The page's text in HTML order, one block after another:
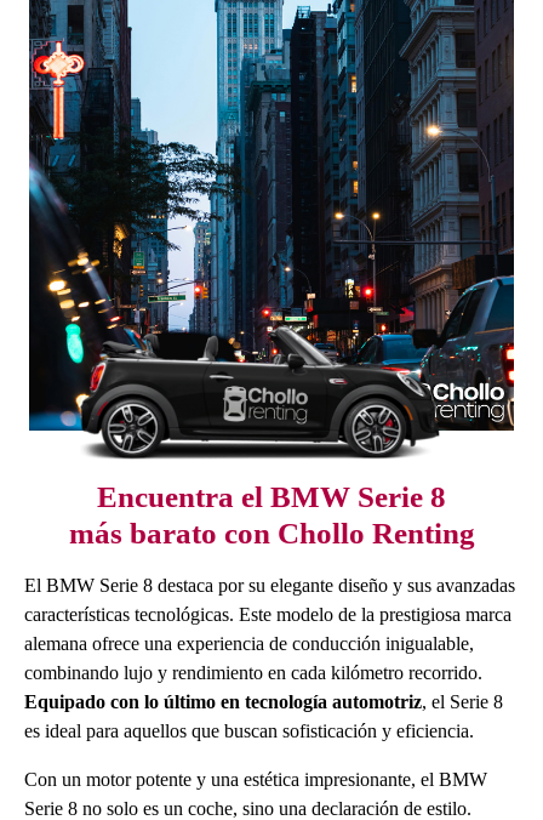
Encuentra el BMW Serie 8
más barato con Chollo Renting
El BMW Serie 8 destaca por su elegante diseño y sus avanzadas
características tecnológicas. Este modelo de la prestigiosa marca
alemana ofrece una experiencia de conducción inigualable,
combinando lujo y rendimiento en cada kilómetro recorrido.
Equipado con lo último en tecnología automotriz, el Serie 8
es ideal para aquellos que buscan sofisticación y eficiencia.
Con un motor potente y una estética impresionante, el BMW
Serie 8 no solo es un coche, sino una declaración de estilo.